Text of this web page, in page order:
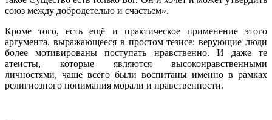
союз между добродетелью и счастьем».
Кроме того, есть ещё и практическое применение этого
аргумента, выражающееся в простом тезисе: верующие люди
более мотивированы поступать нравственно. И даже те
атеисты, которые являются высоконравственными
личностями, чаще всего были воспитаны именно в рамках
религиозного понимания морали и нравственности.